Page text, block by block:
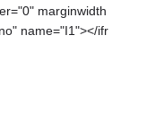
marginwidth
name="I1"></ifr